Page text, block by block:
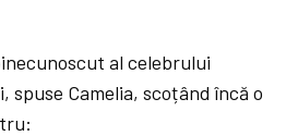
al celebrului
spuse Camelia, scoțând încă o